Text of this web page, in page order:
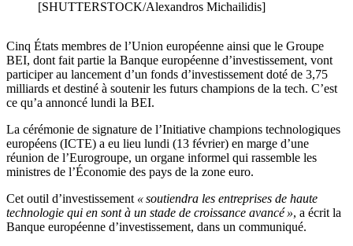
[SHUTTERSTOCK/Alexandros Michailidis]
Cinq États membres de l’Union européenne ainsi que le Groupe
BEI, dont fait partie la Banque européenne d’investissement, vont
participer au lancement d’un fonds d’investissement doté de 3,75
milliards et destiné à soutenir les futurs champions de la tech. C’est
ce qu’a annoncé lundi la BEI.
La cérémonie de signature de l’Initiative champions technologiques
européens (ICTE) a eu lieu lundi (13 février) en marge d’une
réunion de l’Eurogroupe, un organe informel qui rassemble les
ministres de l’Économie des pays de la zone euro.
Cet outil d’investissement « soutiendra les entreprises de haute
technologie qui en sont à un stade de croissance avancé », a écrit la
Banque européenne d’investissement, dans un communiqué.